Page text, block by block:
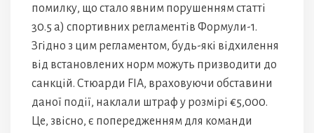
помилку, що стало явним порушенням статті
30.5 a) спортивних регламентів Формули-1.
Згідно з цим регламентом, будь-які відхилення
від встановлених норм можуть призводити до
санкцій. Стюарди FIA, враховуючи обставини
даної події, наклали штраф у розмірі €5,000.
Це, звісно, є попередженням для команди